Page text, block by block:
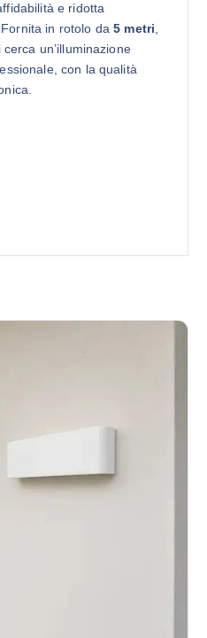
e ridotta
in rotolo da5 metri,
un’illuminazione
con la qualità